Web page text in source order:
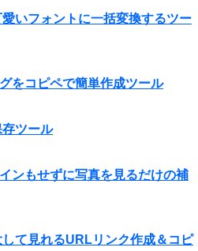
いフォントに一括変換するツー
をコピペで簡単作成ツール
ツール
ンもせずに写真を見るだけの補
て見れるURLリンク作成＆コピ